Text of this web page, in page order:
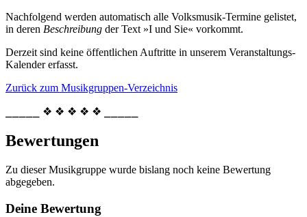
Nachfolgend werden automatisch alle Volksmusik-Termine gelistet,
in deren Beschreibung der Text »I und Sie« vorkommt.
Derzeit sind keine öffentlichen Auftritte in unserem Veranstaltungs-
Kalender erfasst.
Zurück zum Musikgruppen-Verzeichnis
⎯⎯⎯⎯⎯ ❖ ❖ ❖ ❖ ❖ ⎯⎯⎯⎯⎯
Bewertungen
Zu dieser Musikgruppe wurde bislang noch keine Bewertung
abgegeben.
Deine Bewertung